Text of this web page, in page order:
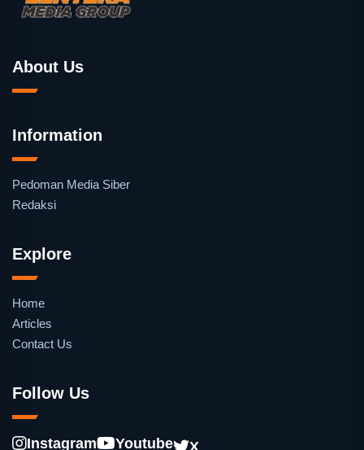
About Us
Information
Pedoman Media Siber
Redaksi
Explore
Home
Articles
Contact Us
Follow Us
Instagram Youtube X